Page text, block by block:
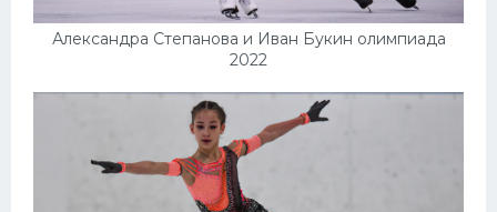
Александра Степанова и Иван Букин олимпиада
2022